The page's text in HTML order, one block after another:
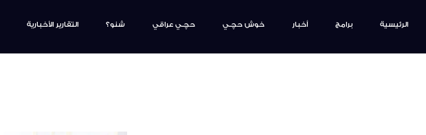
الرئيسية برامج أخبار خوش حچـي حچـي عراقي شنو؟ التقارير الأخبارية